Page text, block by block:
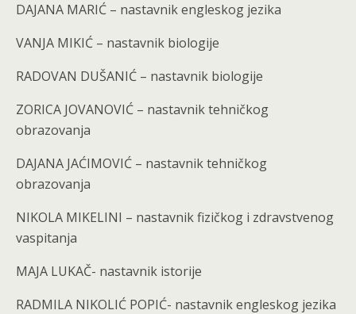
DAJANA MARIĆ – nastavnik engleskog jezika
VANJA MIKIĆ – nastavnik biologije
RADOVAN DUŠANIĆ – nastavnik biologije
ZORICA JOVANOVIĆ – nastavnik tehničkog
obrazovanja
DAJANA JAĆIMOVIĆ – nastavnik tehničkog
obrazovanja
NIKOLA MIKELINI – nastavnik fizičkog i zdravstvenog
vaspitanja
MAJA LUKAČ- nastavnik istorije
RADMILA NIKOLIĆ POPIĆ- nastavnik engleskog jezika